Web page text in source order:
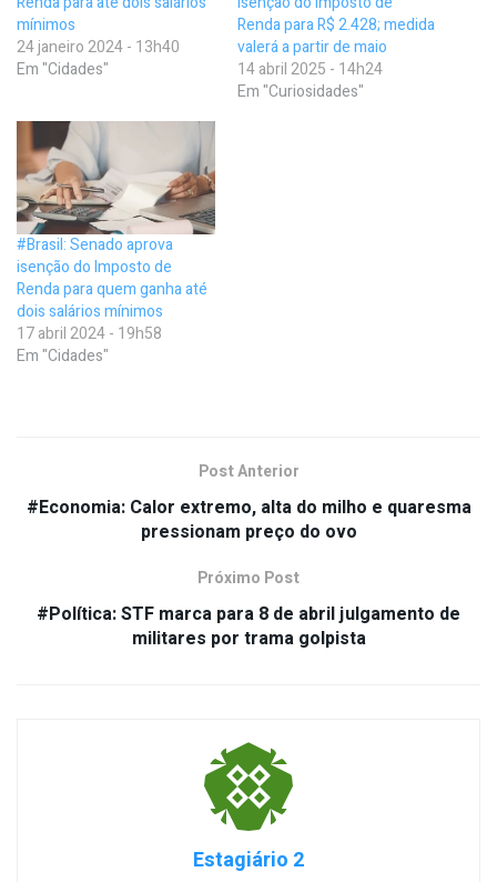
mínimos
24 janeiro 2024 - 13h40
Em "Cidades"
Renda para R$ 2.428; medida
valerá a partir de maio
14 abril 2025 - 14h24
Em "Curiosidades"
#Brasil: Senado aprova
isenção do Imposto de
Renda para quem ganha até
dois salários mínimos
17 abril 2024 - 19h58
Em "Cidades"
Post Anterior
#Economia: Calor extremo, alta do milho e quaresma
pressionam preço do ovo
Próximo Post
#Política: STF marca para 8 de abril julgamento de
militares por trama golpista
Estagiário 2